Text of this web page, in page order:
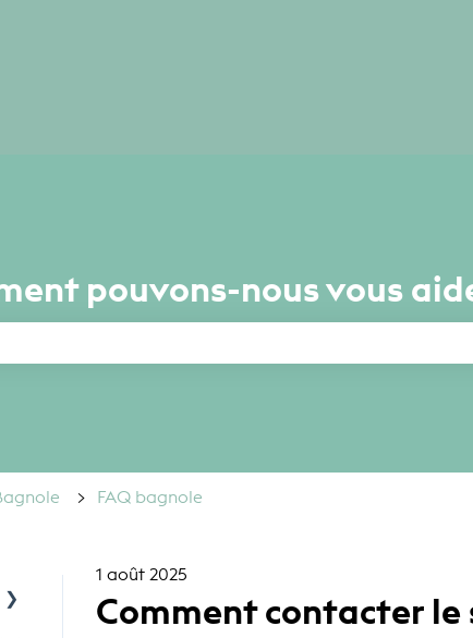
pouvons-nous vous
FAQ bagnole
1 août 2025
Comment contacter le